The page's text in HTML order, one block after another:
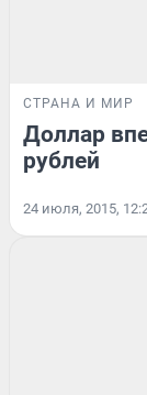
СТРАНА И МИР
Доллар
рублей
24 июля, 2015,